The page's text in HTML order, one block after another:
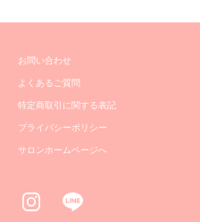
お問い合わせ
よくあるご質問
特定商取引に関する表記
プライバシーポリシー
サロンホームページへ